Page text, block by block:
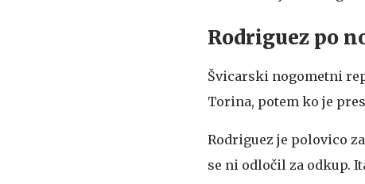
Rodriguez po
Švicarski nogometni
Torina, potem ko je
Rodriguez je polovico
se ni odločil za odkup.